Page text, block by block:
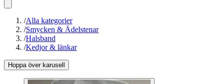
/Alla kategorier
/Smycken & Ädelstenar
/Halsband
/Kedjor & länkar
Hoppa över karusell